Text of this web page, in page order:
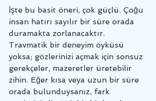
İşte bu basit öneri, çok güçlü. Çoğu
insan hatırı sayılır bir süre orada
duramakta zorlanacaktır.
Travmatik bir deneyim öyküsü
yoksa; gözlerinizi açmak için sonsuz
gerekçeler, mazeretler üretebilir
zihin. Eğer kısa veya uzun bir süre
orada bulunduysanız, fark